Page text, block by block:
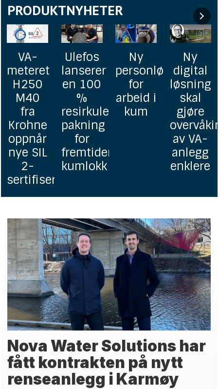
PRODUKTNYHETER
Ny
personløfter
for
arbeid i
kum
Ny
digital
løsning
skal
gjøre
overvåking
av VA-
anlegg
enklere
GF
lanserer
Uponor
homogene
grunnavløpsrør
Online
for
Nova Water Solutions har
fått kontrakten på nytt
renseanlegg i Karmøy